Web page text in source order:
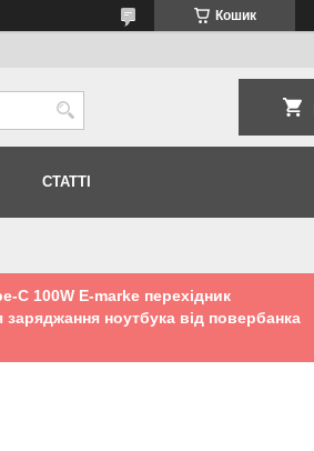
Кошик
СТАТТІ
C 100W E-marke перехідник
ноутбука від повербанка